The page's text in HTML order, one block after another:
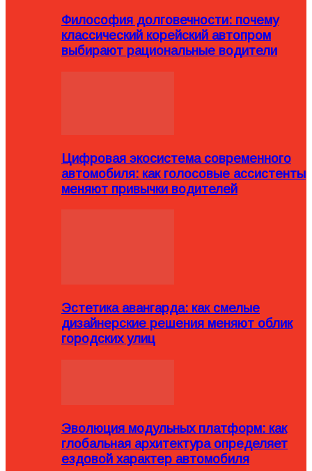
Философия долговечности: почему
классический корейский автопром
выбирают рациональные водители
Цифровая экосистема современного
автомобиля: как голосовые ассистенты
меняют привычки водителей
Эстетика авангарда: как смелые
дизайнерские решения меняют облик
городских улиц
Эволюция модульных платформ: как
глобальная архитектура определяет
ездовой характер автомобиля